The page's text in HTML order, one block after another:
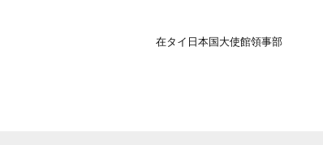
在タイ日本国大使館領事部